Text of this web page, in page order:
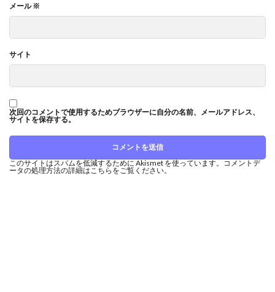
メール※
サイト
次回のコメントで使用するためブラウザーに自分の名前、メールアドレス、
サイトを保存する。
このサイトはスパムを低減するために Akismet を使っています。コメントデ
ータの処理方法の詳細はこちらをご覧ください。